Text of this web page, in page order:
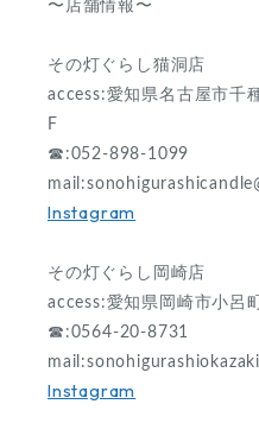
〜店舗情報〜
その灯ぐらし猫洞店
access:愛知県名古屋市千
F
☎︎:052-898-1099
mail:
Instagram
その灯ぐらし岡崎店
access:愛知県岡崎市小呂
☎︎:0564-20-8731
mail:
Instagram